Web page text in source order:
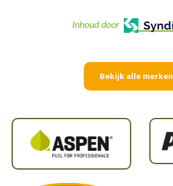
Inhoud door
Bekijk alle merken